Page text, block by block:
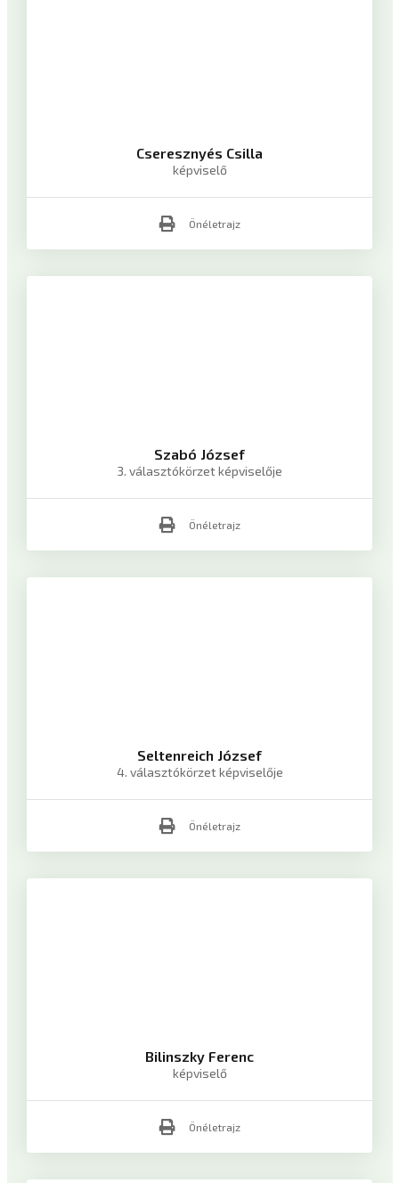
Cseresznyés Csilla
képviselő
Önéletrajz
Szabó József
3. választókörzet képviselője
Önéletrajz
Seltenreich József
4. választókörzet képviselője
Önéletrajz
Bilinszky Ferenc
képviselő
Önéletrajz